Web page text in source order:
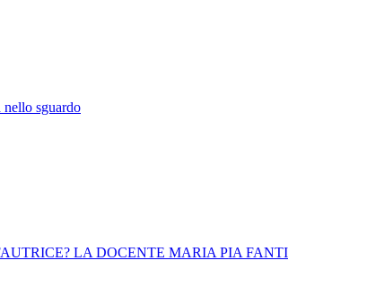
sguardo
LA DOCENTE MARIA PIA FANTI